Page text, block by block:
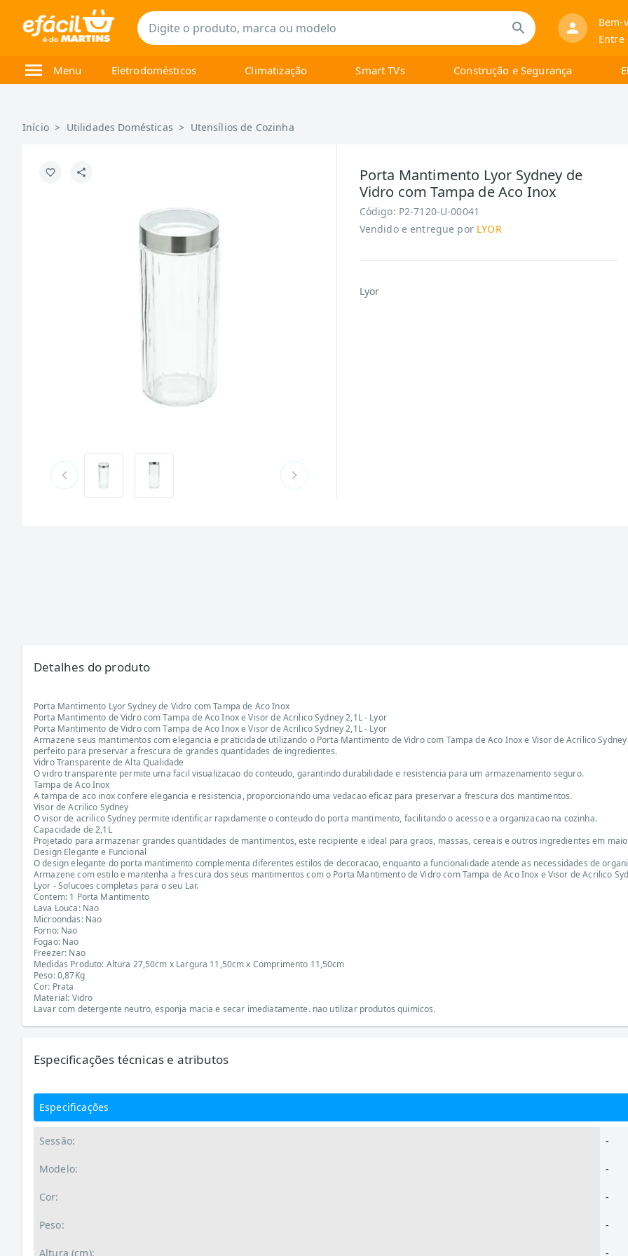
Bem-
Entre
Menu Eletrodomésticos Climatização Smart TVs Construção e Segurança
Início > Utilidades Domésticas > Utensílios de Cozinha
Porta Mantimento Lyor Sydney de
Vidro com Tampa de Aco Inox
Código: P2-7120-U-00041
Vendido e entregue por LYOR
Lyor
Detalhes do produto
Porta Mantimento Lyor Sydney de Vidro com Tampa de Aco Inox
Porta Mantimento de Vidro com Tampa de Aco Inox e Visor de Acrilico Sydney 2,1L - Lyor
Porta Mantimento de Vidro com Tampa de Aco Inox e Visor de Acrilico Sydney 2,1L - Lyor
Armazene seus mantimentos com elegancia e praticidade utilizando o Porta Mantimento de Vidro com Tampa de Aco Inox e Visor de Acrilico
perfeito para preservar a frescura de grandes quantidades de ingredientes.
Vidro Transparente de Alta Qualidade
O vidro transparente permite uma facil visualizacao do conteudo, garantindo durabilidade e resistencia para um armazenamento seguro.
Tampa de Aco Inox
A tampa de aco inox confere elegancia e resistencia, proporcionando uma vedacao eficaz para preservar a frescura dos mantimentos.
Visor de Acrilico Sydney
O visor de acrilico Sydney permite identificar rapidamente o conteudo do porta mantimento, facilitando o acesso e a organizacao na cozinha.
Capacidade de 2,1L
Projetado para armazenar grandes quantidades de mantimentos, este recipiente e ideal para graos, massas, cereais e outros ingredientes em
Design Elegante e Funcional
O design elegante do porta mantimento complementa diferentes estilos de decoracao, enquanto a funcionalidade atende as necessidades de
Armazene com estilo e mantenha a frescura dos seus mantimentos com o Porta Mantimento de Vidro com Tampa de Aco Inox e Visor de Acrilico
Lyor - Solucoes completas para o seu Lar.
Contem: 1 Porta Mantimento
Lava Louca: Nao
Microondas: Nao
Forno: Nao
Fogao: Nao
Freezer: Nao
Medidas Produto: Altura 27,50cm x Largura 11,50cm x Comprimento 11,50cm
Peso: 0,87Kg
Cor: Prata
Material: Vidro
Lavar com detergente neutro, esponja macia e secar imediatamente. nao utilizar produtos quimicos.
Especificações técnicas e atributos
Especificações
Sessão: -
Modelo: -
Cor: -
Peso: -
Altura (cm): -